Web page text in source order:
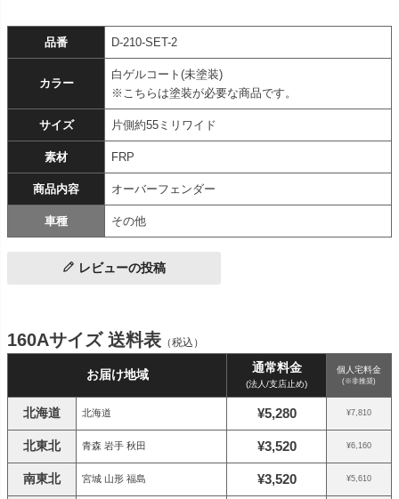
品番 D-210-SET-2
カラー
白ゲルコート(未塗装)
※こちらは塗装が必要な商品です。
サイズ 片側約55ミリワイド
素材 FRP
商品内容 オーバーフェンダー
車種 その他
レビューの投稿
160Aサイズ 送料表 （税込）
お届け地域 通常料金
(法人/支店止め)
個人宅料金
(※非推奨)
北海道 北海道 ¥5,280 ¥7,810
北東北 青森 岩手 秋田 ¥3,520 ¥6,160
南東北 宮城 山形 福島 ¥3,520 ¥5,610